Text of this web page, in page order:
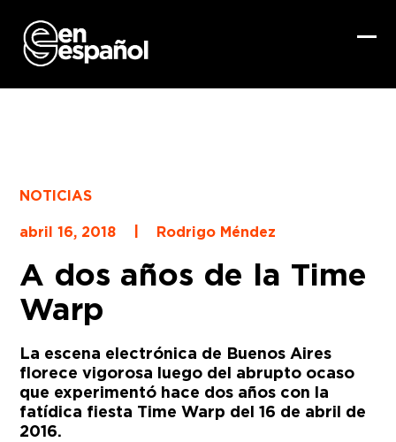
content
NOTICIAS
abril 16, 2018
| Rodrigo Méndez
A dos años de la Time
Warp
La escena electrónica de Buenos Aires
florece vigorosa luego del abrupto ocaso
que experimentó hace dos años con la
fatídica fiesta Time Warp del 16 de abril de
2016.